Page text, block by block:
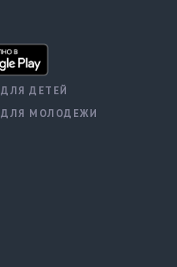
ДЛЯ ДЕТЕЙ
ДЛЯ МОЛОДЕЖИ